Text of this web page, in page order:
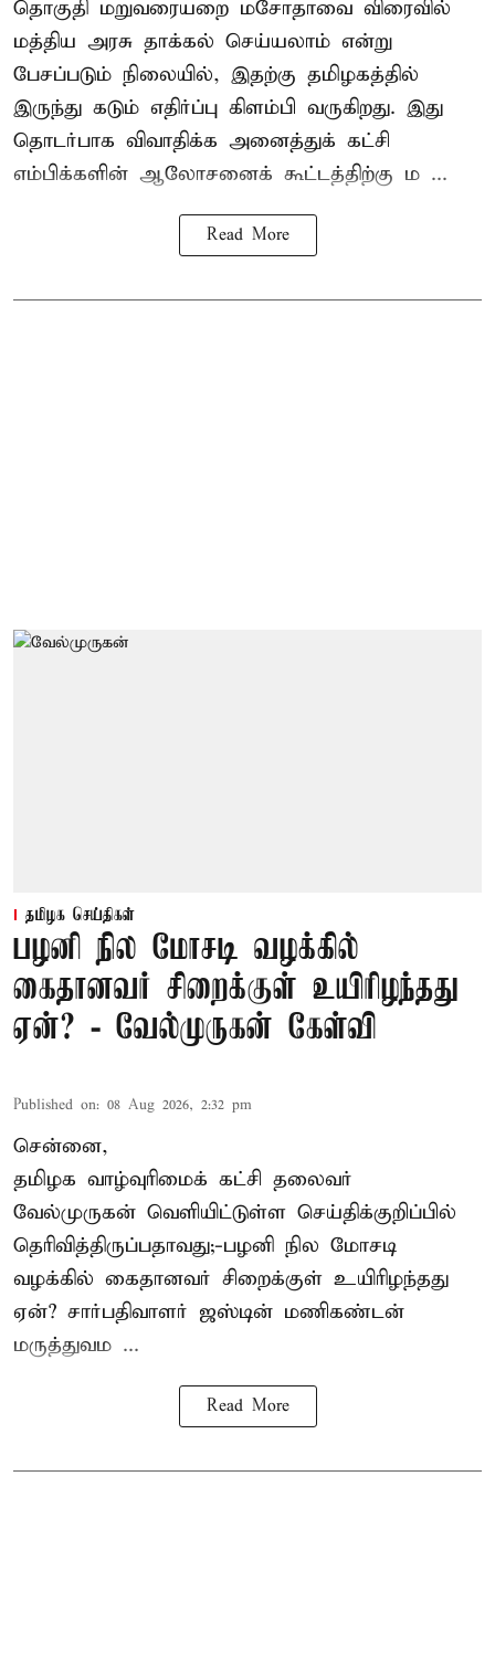
தொகுதி மறுவரையறை மசோதாவை விரைவில்
மத்திய அரசு தாக்கல் செய்யலாம் என்று
பேசப்படும் நிலையில், இதற்கு தமிழகத்தில்
இருந்து கடும் எதிர்ப்பு கிளம்பி வருகிறது. இது
தொடர்பாக விவாதிக்க அனைத்துக் கட்சி
எம்பிக்களின் ஆலோசனைக் கூட்டத்திற்கு ம ...
Read More
தமிழக செய்திகள்
பழனி நில மோசடி வழக்கில்
கைதானவர் சிறைக்குள் உயிரிழந்தது
ஏன்? - வேல்முருகன் கேள்வி
Published on: 08 Aug 2026, 2:32 pm
சென்னை,
தமிழக வாழ்வுரிமைக் கட்சி தலைவர்
வேல்முருகன் வெளியிட்டுள்ள செய்திக்குறிப்பில்
தெரிவித்திருப்பதாவது;-பழனி நில மோசடி
வழக்கில் கைதானவர் சிறைக்குள் உயிரிழந்தது
ஏன்? சார்பதிவாளர் ஜஸ்டின் மணிகண்டன்
மருத்துவம ...
Read More